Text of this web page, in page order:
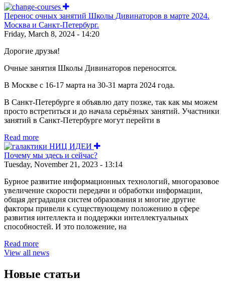
Перенос очных занятий Школы Дивинаторов в марте 2024.
Москва и Санкт-Петербург.
Friday, March 8, 2024 - 14:20
Дорогие друзья!
Очные занятия Школы Дивинаторов переносятся.
В Москве с 16-17 марта на 30-31 марта 2024 года.
В Санкт-Петербурге я объявлю дату позже, так как мы можем
просто встретиться и до начала серьёзных занятий. Участники
занятий в Санкт-Петербурге могут перейти в
Read more
Почему мы здесь и сейчас?
Tuesday, November 21, 2023 - 13:14
Бурное развитие информационных технологий, многоразовое
увеличение скорости передачи и обработки информации,
общая деградация систем образования и многие другие
факторы привели к существующему положению в сфере
развития интеллекта и поддержки интеллектуальных
способностей. И это положение, на
Read more
View all news
Новые статьи